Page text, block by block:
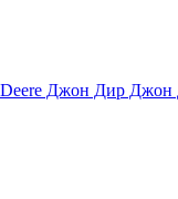
Deere Джон Дир Джон